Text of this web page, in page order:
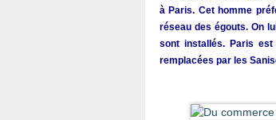
à Paris. Cet homme
réseau des égouts. On
sont installés. Paris
remplacées par les